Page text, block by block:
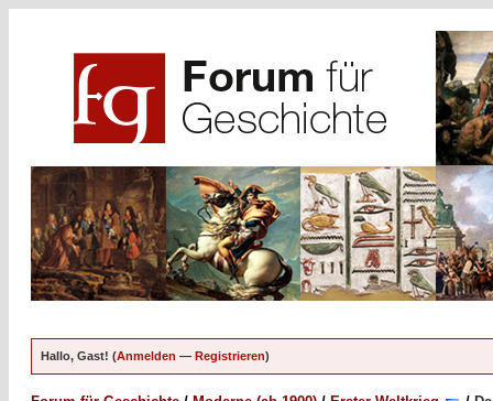
Hallo, Gast! (Anmelden — Registrieren)